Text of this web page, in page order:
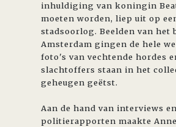
inhuldiging van koningin
moeten worden, liep uit op
stadsoorlog. Beelden van het
Amsterdam gingen de hele
foto's van vechtende hordes
slachtoffers staan in het
geheugen geëtst.
Aan de hand van interviews
politierapporten maakte